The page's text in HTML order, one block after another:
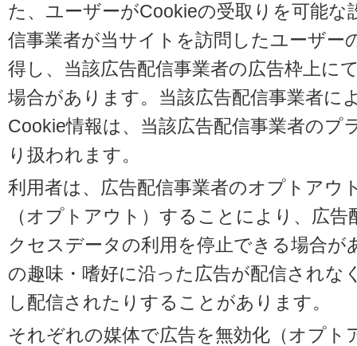
た、ユーザーがCookieの受取りを可能
信事業者が当サイトを訪問したユーザー
得し、当該広告配信事業者の広告枠上に
場合があります。当該広告配信事業者に
Cookie情報は、当該広告配信事業者のプ
り扱われます。
利用者は、広告配信事業者のオプトアウ
（オプトアウト）することにより、広
クセスデータの利用を停止できる場合が
の趣味・嗜好に沿った広告が配信されな
し配信されたりすることがあります。
それぞれの媒体で広告を無効化（オプト